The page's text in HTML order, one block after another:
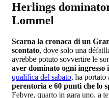
Herlings
Lommel
Scarna la cronaca di un
scontato, dove solo una
avrebbe potuto sovvertire le
aver dominato ogni ingresso
qualifica del sabato, ha portato
perentoria e 60 punti che lo
Febvre, quarto in gara uno, a